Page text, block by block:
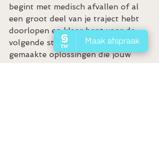
begint met medisch afvallen of al
een groot deel van je traject hebt
doorlopen en klaar bent voor de
volgende stap, wij bieden op maat
gemaakte oplossingen die jouw